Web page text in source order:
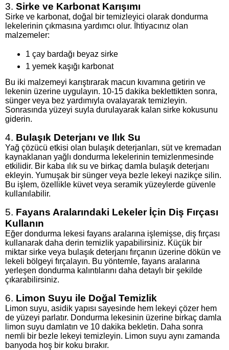
3. Sirke ve Karbonat Karışımı
Sirke ve karbonat, doğal bir temizleyici olarak dondurma
lekelerinin çıkmasına yardımcı olur. İhtiyacınız olan
malzemeler:
1 çay bardağı beyaz sirke
1 yemek kaşığı karbonat
Bu iki malzemeyi karıştırarak macun kıvamına getirin ve
lekenin üzerine uygulayın. 10-15 dakika beklettikten sonra,
sünger veya bez yardımıyla ovalayarak temizleyin.
Sonrasında yüzeyi suyla durulayarak kalan sirke kokusunu
giderin.
4. Bulaşık Deterjanı ve Ilık Su
Yağ çözücü etkisi olan bulaşık deterjanları, süt ve kremadan
kaynaklanan yağlı dondurma lekelerinin temizlenmesinde
etkilidir. Bir kaba ılık su ve birkaç damla bulaşık deterjanı
ekleyin. Yumuşak bir sünger veya bezle lekeyi nazikçe silin.
Bu işlem, özellikle küvet veya seramik yüzeylerde güvenle
kullanılabilir.
5. Fayans Aralarındaki Lekeler İçin Diş Fırçası
Kullanın
Eğer dondurma lekesi fayans aralarına işlemişse, diş fırçası
kullanarak daha derin temizlik yapabilirsiniz. Küçük bir
miktar sirke veya bulaşık deterjanı fırçanın üzerine dökün ve
lekeli bölgeyi fırçalayın. Bu yöntemle, fayans aralarına
yerleşen dondurma kalıntılarını daha detaylı bir şekilde
çıkarabilirsiniz.
6. Limon Suyu ile Doğal Temizlik
Limon suyu, asidik yapısı sayesinde hem lekeyi çözer hem
de yüzeyi parlatır. Dondurma lekesinin üzerine birkaç damla
limon suyu damlatın ve 10 dakika bekletin. Daha sonra
nemli bir bezle lekeyi temizleyin. Limon suyu aynı zamanda
banyoda hoş bir koku bırakır.